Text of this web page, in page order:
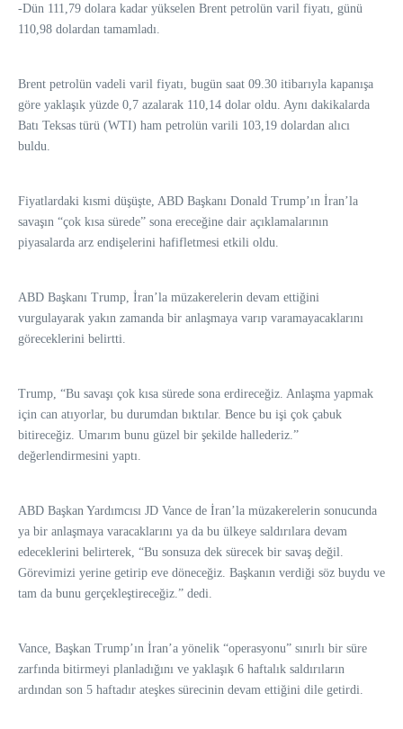
-Dün 111,79 dolara kadar yükselen Brent petrolün varil fiyatı, günü
110,98 dolardan tamamladı.
Brent petrolün vadeli varil fiyatı, bugün saat 09.30 itibarıyla kapanışa
göre yaklaşık yüzde 0,7 azalarak 110,14 dolar oldu. Aynı dakikalarda
Batı Teksas türü (WTI) ham petrolün varili 103,19 dolardan alıcı
buldu.
Fiyatlardaki kısmi düşüşte, ABD Başkanı Donald Trump’ın İran’la
savaşın “çok kısa sürede” sona ereceğine dair açıklamalarının
piyasalarda arz endişelerini hafifletmesi etkili oldu.
ABD Başkanı Trump, İran’la müzakerelerin devam ettiğini
vurgulayarak yakın zamanda bir anlaşmaya varıp varamayacaklarını
göreceklerini belirtti.
Trump, “Bu savaşı çok kısa sürede sona erdireceğiz. Anlaşma yapmak
için can atıyorlar, bu durumdan bıktılar. Bence bu işi çok çabuk
bitireceğiz. Umarım bunu güzel bir şekilde hallederiz.”
değerlendirmesini yaptı.
ABD Başkan Yardımcısı JD Vance de İran’la müzakerelerin sonucunda
ya bir anlaşmaya varacaklarını ya da bu ülkeye saldırılara devam
edeceklerini belirterek, “Bu sonsuza dek sürecek bir savaş değil.
Görevimizi yerine getirip eve döneceğiz. Başkanın verdiği söz buydu ve
tam da bunu gerçekleştireceğiz.” dedi.
Vance, Başkan Trump’ın İran’a yönelik “operasyonu” sınırlı bir süre
zarfında bitirmeyi planladığını ve yaklaşık 6 haftalık saldırıların
ardından son 5 haftadır ateşkes sürecinin devam ettiğini dile getirdi.